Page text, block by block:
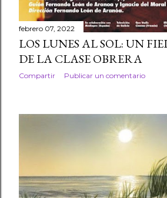
febrero 07, 2022
LOS LUNES AL SOL: UN
DE LA CLASE OBRERA
Compartir Publicar un comentario